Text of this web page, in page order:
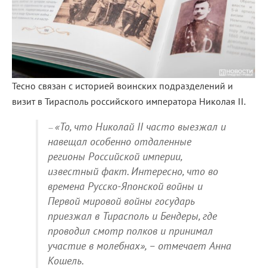
Тесно связан с историей воинских подразделений и
визит в Тирасполь российского императора Николая II.
«То, что Николай II часто выезжал и
навещал особенно отдаленные
регионы Российской империи,
известный факт. Интересно, что во
времена Русско-Японской войны и
Первой мировой войны государь
приезжал в Тирасполь и Бендеры, где
проводил смотр полков и принимал
участие в молебнах», – отмечает Анна
Кошель.